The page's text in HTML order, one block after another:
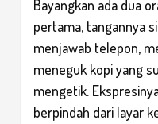
Bayangkan ada dua
pertama, tangannya
menjawab telepon,
meneguk kopi yang
mengetik.
berpindah dari layar